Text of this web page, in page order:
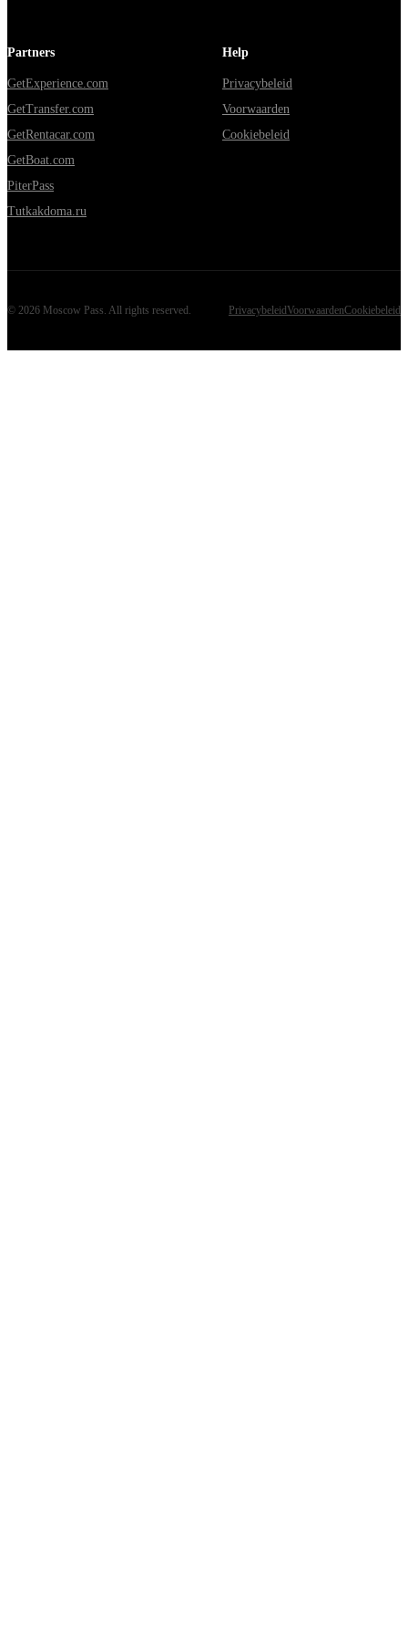
Partners
GetExperience.com
GetTransfer.com
GetRentacar.com
GetBoat.com
PiterPass
Tutkakdoma.ru
Help
Privacybeleid
Voorwaarden
Cookiebeleid
© 2026 Moscow Pass . All rights reserved. PrivacybeleidVoorwaardenCookiebeleid